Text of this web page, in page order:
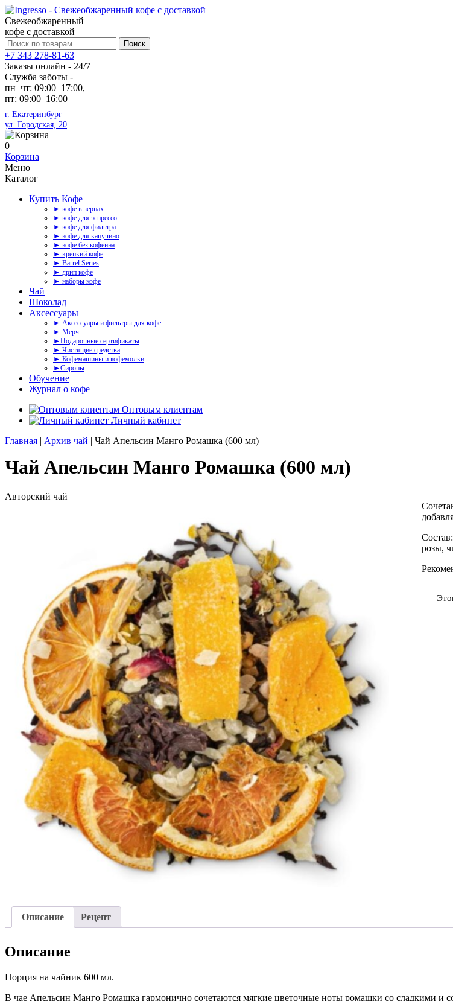
Свежеобжаренный
кофе с доставкой
Искать:
Поиск
+7 343 278-81-63
Заказы онлайн - 24/7
Служба заботы -
пн–чт: 09:00–17:00,
пт: 09:00–16:00
г. Екатеринбург
ул. Городская, 20
0
Корзина
Меню
Каталог
Купить Кофе
► кофе в зернах
► кофе для эспрессо
► кофе для фильтра
► кофе для капучино
► кофе без кофеина
► крепкий кофе
► Barrel Series
► дрип кофе
► наборы кофе
Чай
Шоколад
Аксессуары
► Аксессуары и фильтры для кофе
► Мерч
►Подарочные сертификаты
► Чистящие средства
► Кофемашины и кофемолки
►Сиропы
Обучение
Журнал о кофе
Оптовым клиентам
Личный кабинет
Главная | Архив чай | Чай Апельсин Манго Ромашка (600 мл)
Чай Апельсин Манго Ромашка (600 мл)
Авторский чай
розы,
Описание Рецепт
Описание
Порция на чайник 600 мл.
В чае Апельсин Манго Ромашка гармонично сочетаются мягкие цветочные ноты ромашки со сладкими и